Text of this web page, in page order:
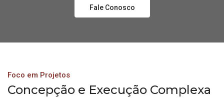
Fale Conosco
Foco em Projetos
Concepção e Execução Complexa